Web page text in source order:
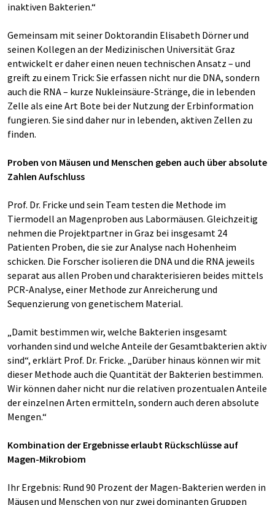
inaktiven Bakterien.“
Gemeinsam mit seiner Doktorandin Elisabeth Dörner und
seinen Kollegen an der Medizinischen Universität Graz
entwickelt er daher einen neuen technischen Ansatz – und
greift zu einem Trick: Sie erfassen nicht nur die DNA, sondern
auch die RNA – kurze Nukleinsäure-Stränge, die in lebenden
Zelle als eine Art Bote bei der Nutzung der Erbinformation
fungieren. Sie sind daher nur in lebenden, aktiven Zellen zu
finden.
Proben von Mäusen und Menschen geben auch über absolute
Zahlen Aufschluss
Prof. Dr. Fricke und sein Team testen die Methode im
Tiermodell an Magenproben aus Labormäusen. Gleichzeitig
nehmen die Projektpartner in Graz bei insgesamt 24
Patienten Proben, die sie zur Analyse nach Hohenheim
schicken. Die Forscher isolieren die DNA und die RNA jeweils
separat aus allen Proben und charakterisieren beides mittels
PCR-Analyse, einer Methode zur Anreicherung und
Sequenzierung von genetischem Material.
„Damit bestimmen wir, welche Bakterien insgesamt
vorhanden sind und welche Anteile der Gesamtbakterien aktiv
sind“, erklärt Prof. Dr. Fricke. „Darüber hinaus können wir mit
dieser Methode auch die Quantität der Bakterien bestimmen.
Wir können daher nicht nur die relativen prozentualen Anteile
der einzelnen Arten ermitteln, sondern auch deren absolute
Mengen.“
Kombination der Ergebnisse erlaubt Rückschlüsse auf
Magen-Mikrobiom
Ihr Ergebnis: Rund 90 Prozent der Magen-Bakterien werden in
Mäusen und Menschen von nur zwei dominanten Gruppen